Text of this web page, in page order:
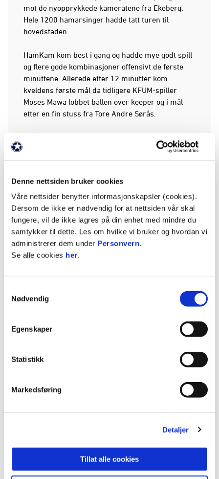
Denne nettsiden bruker cookies
Våre nettsider benytter informasjonskapsler (cookies).
Dersom de ikke er nødvendig for at nettsiden vår skal
fungere, vil de ikke lagres på din enhet med mindre du
samtykker til dette. Les om hvilke vi bruker og hvordan vi
administrerer dem under Personvern.
Se alle cookies her.
Nødvendig
Egenskaper
Statistikk
Markedsføring
Detaljer
Tillat alle cookies
mot de nyopprykkede kameratene fra Ekeberg.
Hele 1200 hamarsinger hadde tatt turen til
hovedstaden.
HamKam kom best i gang og hadde mye godt spill
og flere gode kombinasjoner offensivt de første
minuttene. Allerede etter 12 minutter kom
kveldens første mål da tidligere KFUM-spiller
Moses Mawa lobbet ballen over keeper og i mål
etter en fin stuss fra Tore Andre Sørås.
bølget frem og tilbake. Begge lag hadde sine
sjanser. Hjemmelaget prøvde seg med noen gode
avslutninger i boksen uten at det resulterte i
nettsus.
Etter etter en snau halvtime så det ut som at
hjemmelaget hadde utlignet og scoret sitt første
eliteseriemål noen sinne, men målet ble annullert.
To minutter senere var det Norheims tur til å få et
ved bakerste stolpe, men dommer Aslan mente at
Kirkevold var for tøff med hjemmelagets keeper i
forkant.
Like før pause fikk hjemmelaget en ny
kjempesjanse da Nosa Dahl kom helt alene med
god kamp vartet opp med en god redning. Dermed
Etter hvilen tok hjemmelaget mer over kampen, og
fikk vist frem gode kombinasjoner offensivt og
ved flere anledninger i aksjon og gjorde flere gode